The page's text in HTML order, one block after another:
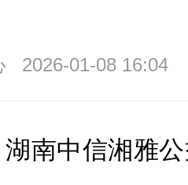
2026-01-08 16:04
南中信湘雅